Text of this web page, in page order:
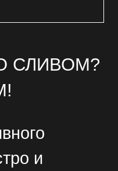
СЛИВОМ?
и